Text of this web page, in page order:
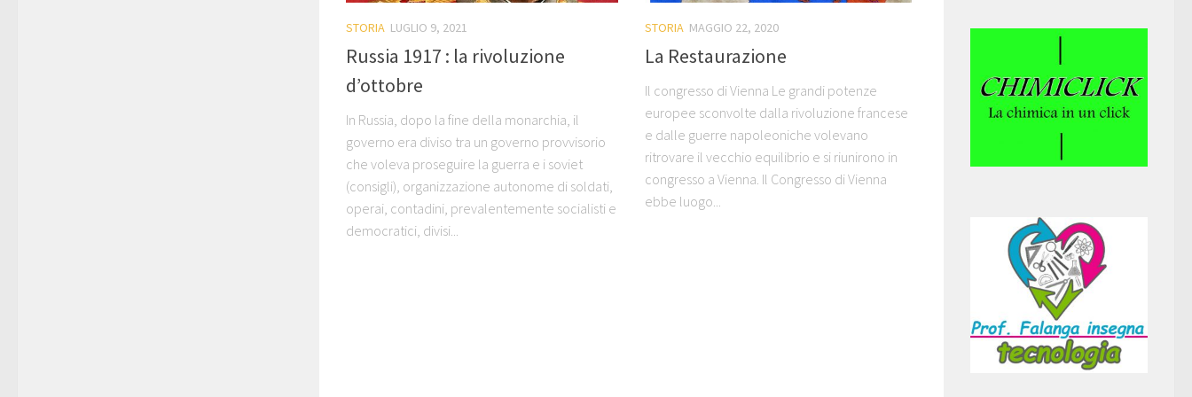
STORIA LUGLIO 9, 2021
Russia 1917 : la rivoluzione
d’ottobre
In Russia, dopo la fine della monarchia, il
governo era diviso tra un governo provvisorio
che voleva proseguire la guerra e i soviet
(consigli), organizzazione autonome di soldati,
operai, contadini, prevalentemente socialisti e
democratici, divisi...
STORIA MAGGIO 22, 2020
La Restaurazione
Il congresso di Vienna Le grandi potenze
europee sconvolte dalla rivoluzione francese
e dalle guerre napoleoniche volevano
ritrovare il vecchio equilibrio e si riunirono in
congresso a Vienna. Il Congresso di Vienna
ebbe luogo...